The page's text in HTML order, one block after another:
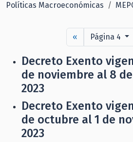
Políticas Macroeconómicas
« Página 4
Decreto Exento
de noviembre al 8
2023
Decreto Exento
de octubre al 1 de
2023